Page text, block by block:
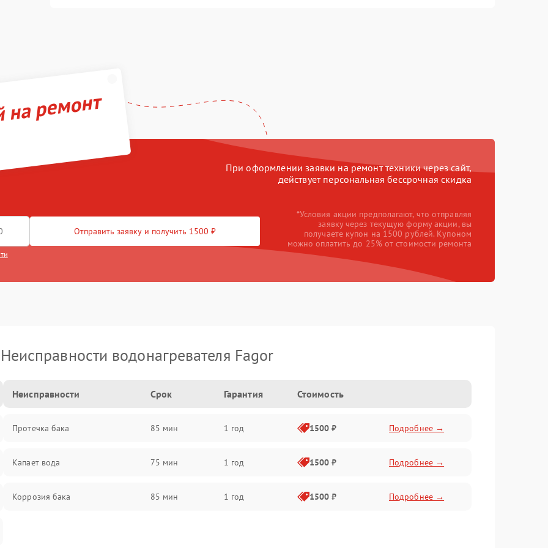
ремонт
При оформлении заявки на ремонт техники через сайт,
действует персональная бессрочная скидка
Отправить заявку и получить 1500 ₽
*Условия акции предполагают, что отправляя
заявку через текущую форму акции, вы
получаете купон на 1500 рублей. Купоном
можно оплатить до 25% от стоимости ремонта
Неисправности водонагревателя Fagor
Неисправности Срок Гарантия Стоимость
Протечка бака 85 мин 1 год 1500 ₽ Подробнее →
Капает вода 75 мин 1 год 1500 ₽ Подробнее →
Коррозия бака 85 мин 1 год 1500 ₽ Подробнее →